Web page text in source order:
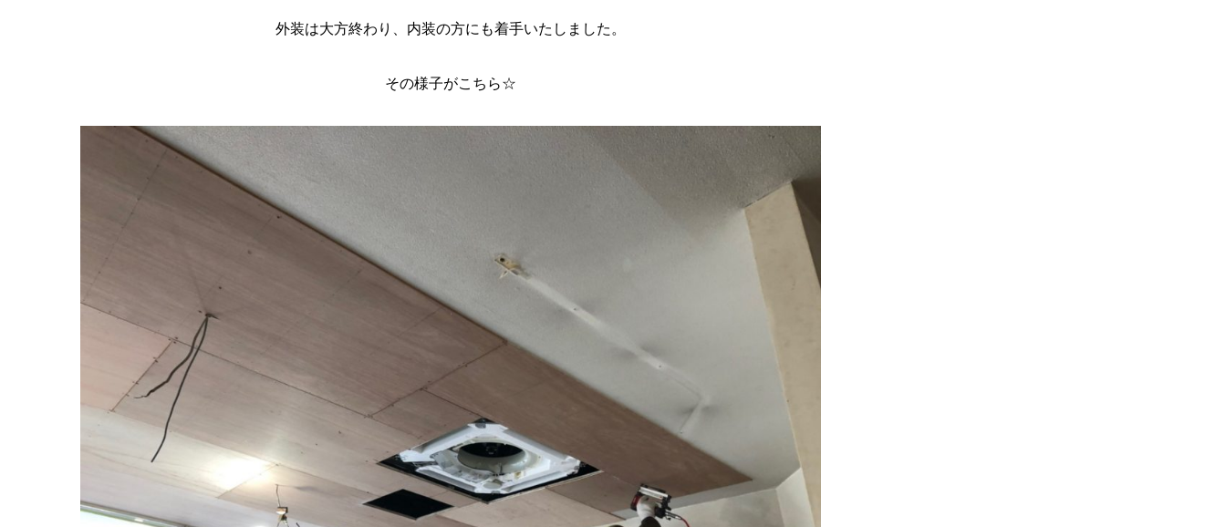
外装は大方終わり、内装の方にも着手いたしました。
その様子がこちら☆